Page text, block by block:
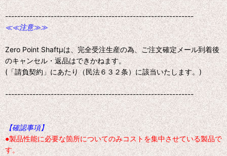
--------------------------------------------------------------
≪≪注意≫≫
Zero Point Shaftμは、完全受注生産の為、ご注文確定メール到着後
のキャンセル・返品はできかねます。
(「請負契約」にあたり（民法６３２条）に該当いたします。)
--------------------------------------------------------------
【確認事項】
●製品性能に必要な箇所についてのみコストを集中させている製品で
す。